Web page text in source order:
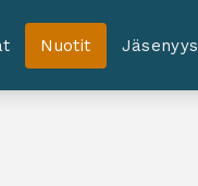
Nuotit Jäsenyys